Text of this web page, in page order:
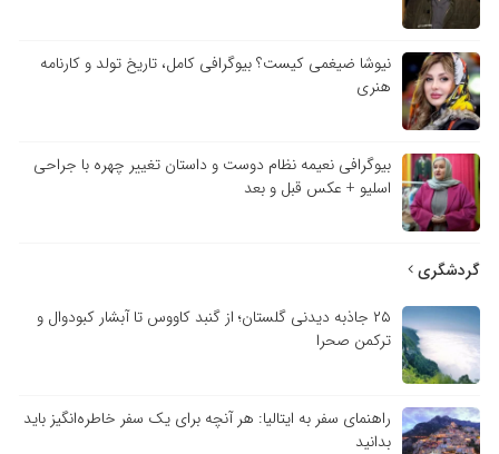
نیوشا ضیغمی کیست؟ بیوگرافی کامل، تاریخ تولد و کارنامه
هنری
بیوگرافی نعیمه نظام دوست و داستان تغییر چهره با جراحی
اسلیو + عکس قبل و بعد
گردشگری
۲۵ جاذبه دیدنی گلستان؛ از گنبد کاووس تا آبشار کبودوال و
ترکمن صحرا
راهنمای سفر به ایتالیا: هر آنچه برای یک سفر خاطره‌انگیز باید
بدانید